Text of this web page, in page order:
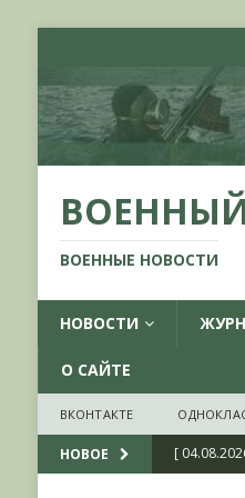
ВОЕННЫЕ НОВОСТИ
НОВОСТИ
О САЙТЕ
ВКОНТАКТЕ
НОВОЕ [